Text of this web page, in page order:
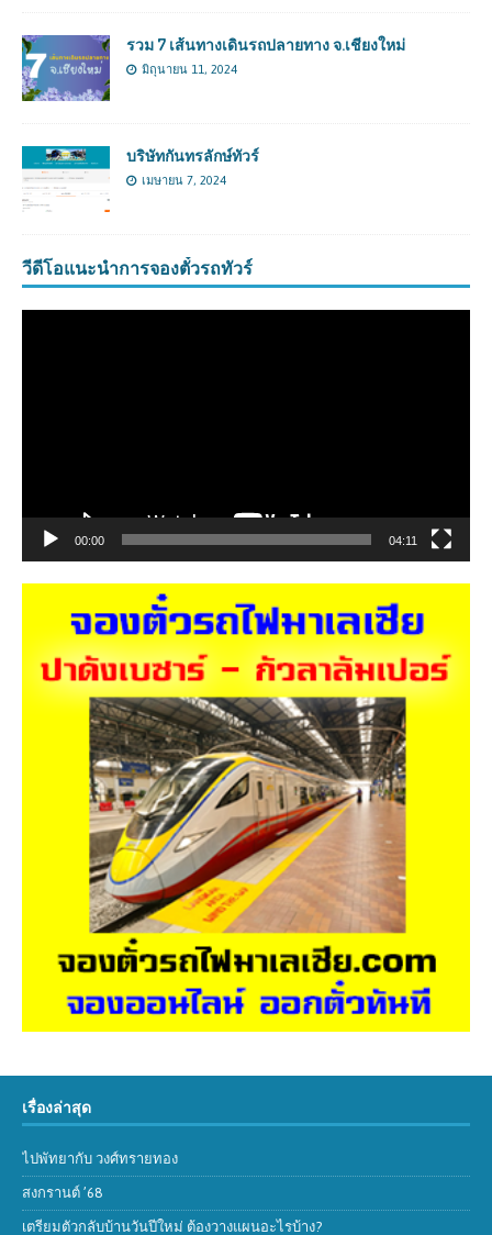
รวม 7 เส้นทางเดินรถปลายทาง จ.เชียงใหม่
มิถุนายน 11, 2024
บริษัทกันทรลักษ์ทัวร์
เมษายน 7, 2024
วีดีโอแนะนำการจองตั๋วรถทัวร์
00:00 04:11
เรื่องล่าสุด
ไปพัทยากับ วงศ์ทรายทอง
สงกรานต์ ’68
เตรียมตัวกลับบ้านวันปีใหม่ ต้องวางแผนอะไรบ้าง?